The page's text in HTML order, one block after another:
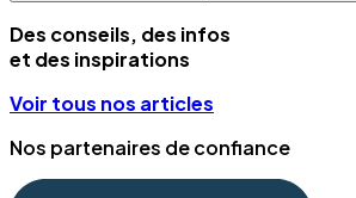
Des conseils, des infos
et des inspirations
Voir tous nos articles
Nos partenaires de confiance